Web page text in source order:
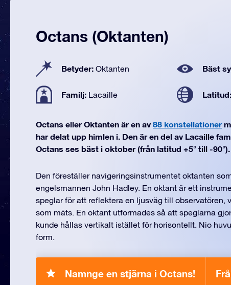
Octans (Oktanten)
Betyder: Oktanten Bäst
Familj: Lacaille Latitud:
Octans eller Oktanten är en av 88 konstellationer
har delat upp himlen i. Den är en del av Lacaille
Octans ses bäst i oktober (från latitud +5° till -90°).
Den föreställer navigeringsinstrumentet oktanten
engelsmannen John Hadley. En oktant är ett
speglar för att reflektera en ljusväg till observatören,
som mäts. En oktant utformades så att speglarna
kunde hållas vertikalt istället för horisontellt. Nio
form.
Namnge en stjärna i Octans!